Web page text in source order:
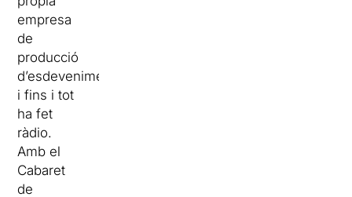
empresa
de
producció
d’esdeveniments
i fins i tot
ha fet
ràdio.
Amb el
Cabaret
de